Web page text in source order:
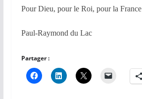
Pour Dieu, pour le Roi, pour la France
Paul-Raymond du Lac
Partager :